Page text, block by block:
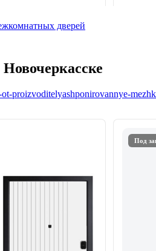
дверей
proizvoditelyashponirovannye-
Под